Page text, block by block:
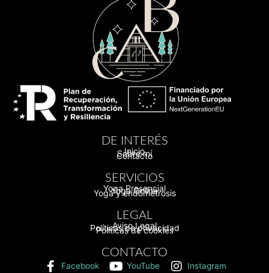
DE INTERÉS
Inicio
Sobre mí
Contacto
SERVICIOS
Yoga Presencial
Yoga Online
Yoga y endometrosis
LEGAL
Aviso Legal
Políticas de privacidad
Políticas de cookies
CONTACTO
Facebook YouTube Instagram